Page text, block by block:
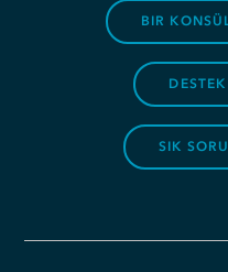
BIR
SIK